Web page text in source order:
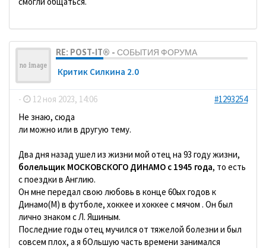
RE: POST-IT® - СОБЫТИЯ ФОРУМА
Критик Силкина 2.0
- 12 ноя 2023, 14:06
#1293254
Не знаю, сюда
ли можно или в другую тему.
Два дня назад ушел из жизни мой отец на 93 году жизни,
болельщик МОСКОВСКОГО ДИНАМО с 1945 года, то есть
с поездки в Англию.
Он мне передал свою любовь в конце 60ых годов к
Динамо(М) в футболе, хоккее и хоккее с мячом . Он был
лично знаком с Л. Яшиным.
Последние годы отец мучился от тяжелой болезни и был
совсем плох, а я бОльшую часть времени занимался